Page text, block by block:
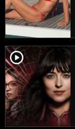
player2